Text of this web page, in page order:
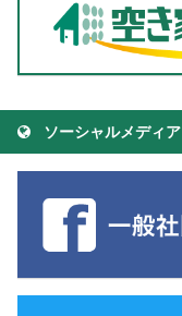
ソーシャルメディア